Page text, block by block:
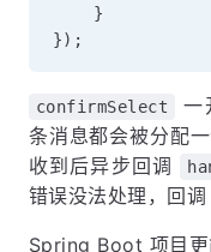
}
}) ;
confirmSelect
一
条消息都会被分配
收到后异步回调
错误没法处理，回调
Spring Boot 项目更